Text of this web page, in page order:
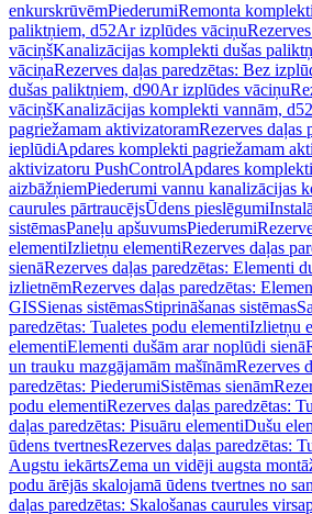
enkurskrūvēmPiederumiRemonta komplekti
paliktņiem, d52Ar izplūdes vāciņu
vāciņšKanalizācijas komplekti dušas
vāciņaRezerves daļas paredzētas: Bez
dušas paliktņiem, d90Ar izplūdes vāciņu
vāciņšKanalizācijas komplekti vannām, d52
pagriežamam aktivizatoramRezerves daļas
ieplūdiApdares komplekti pagriežamam
aktivizatoru PushControlApdares
aizbāžņiemPiederumi vannu kanalizācijas
caurules pārtraucējsŪdens pieslēgumi
sistēmasPaneļu apšuvumsPiederumi
elementiIzlietņu elementiRezerves daļas
sienāRezerves daļas paredzētas: Elementi
izlietnēmRezerves daļas paredzētas:
GISSienas sistēmasStiprināšanas sistēmas
paredzētas: Tualetes podu elementiIzlietņu
elementiElementi dušām arar noplūdi sienā
un trauku mazgājamām mašīnāmRezerves
paredzētas: PiederumiSistēmas sienām
podu elementiRezerves daļas paredzētas:
daļas paredzētas: Pisuāru elementiDušu
ūdens tvertnesRezerves daļas paredzētas:
Augstu iekārtsZema un vidēji augsta
podu ārējās skalojamā ūdens tvertnes no
daļas paredzētas: Skalošanas caurules